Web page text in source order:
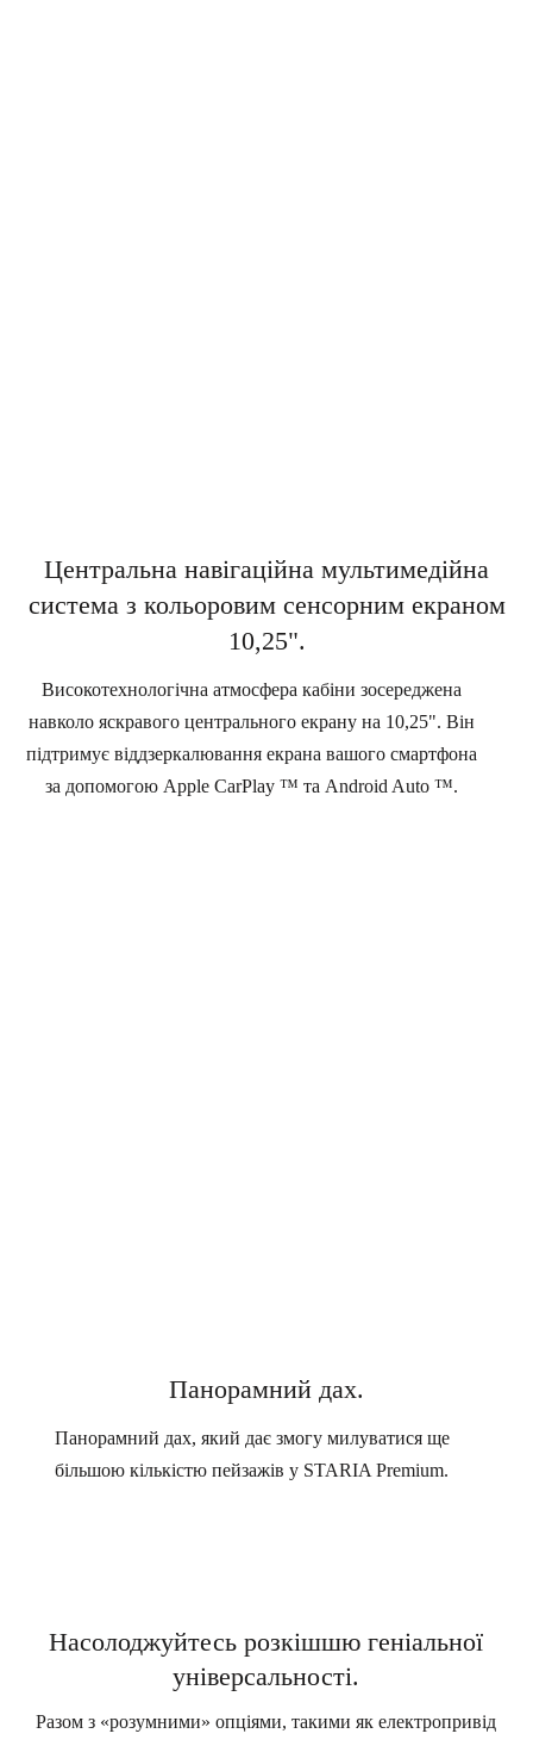
Центральна навігаційна мультимедійна
система з кольоровим сенсорним екраном
10,25".
Високотехнологічна атмосфера кабіни зосереджена
навколо яскравого центрального екрану на 10,25". Він
підтримує віддзеркалювання екрана вашого смартфона
за допомогою Apple CarPlay ™ та Android Auto ™.
Панорамний дах.
Панорамний дах, який дає змогу милуватися ще
більшою кількістю пейзажів у STARIA Premium.
Насолоджуйтесь розкішшю геніальної
універсальності.
Разом з «розумними» опціями, такими як електропривід